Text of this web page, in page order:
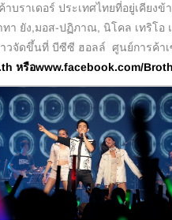
บราเดอร์ ประเทศไทยที่อยู่เคีย
า ยัง,มอส-ปฏิภาณ, นิโคล เทริโอ
าวจัดขึ้นที่ บีซีซี ฮอลล์ ศูนย์การค้
หรือwww.facebook.com/